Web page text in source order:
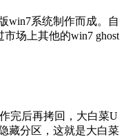
win7系统制作而成。自
场上其他的win7 ghost
完后再拷回，大白菜U
藏分区，这就是大白菜